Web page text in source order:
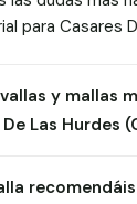
para Casares
y mallas
Las Hurdes